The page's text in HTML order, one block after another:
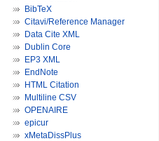
BibTeX
Citavi/Reference Manager
Data Cite XML
Dublin Core
EP3 XML
EndNote
HTML Citation
Multiline CSV
OPENAIRE
epicur
xMetaDissPlus